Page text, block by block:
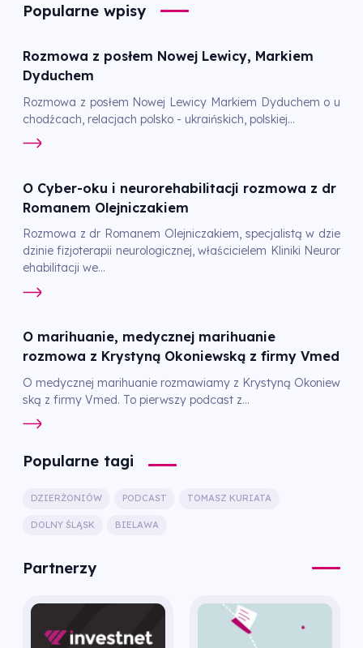
Popularne wpisy
Rozmowa z posłem Nowej Lewicy, Markiem
Dyduchem
Rozmowa z posłem Nowej Lewicy Markiem Dyduchem o u
chodźcach, relacjach polsko - ukraińskich, polskiej...
O Cyber-oku i neurorehabilitacji rozmowa z dr
Romanem Olejniczakiem
Rozmowa z dr Romanem Olejniczakiem, specjalistą w dzie
dzinie fizjoterapii neurologicznej, właścicielem Kliniki Neuror
ehabilitacji we...
O marihuanie, medycznej marihuanie
rozmowa z Krystyną Okoniewską z firmy Vmed
O medycznej marihuanie rozmawiamy z Krystyną Okoniew
ską z firmy Vmed. To pierwszy podcast z...
Popularne tagi
DZIERŻONIÓW PODCAST TOMASZ KURIATA
DOLNY ŚLĄSK BIELAWA
Partnerzy